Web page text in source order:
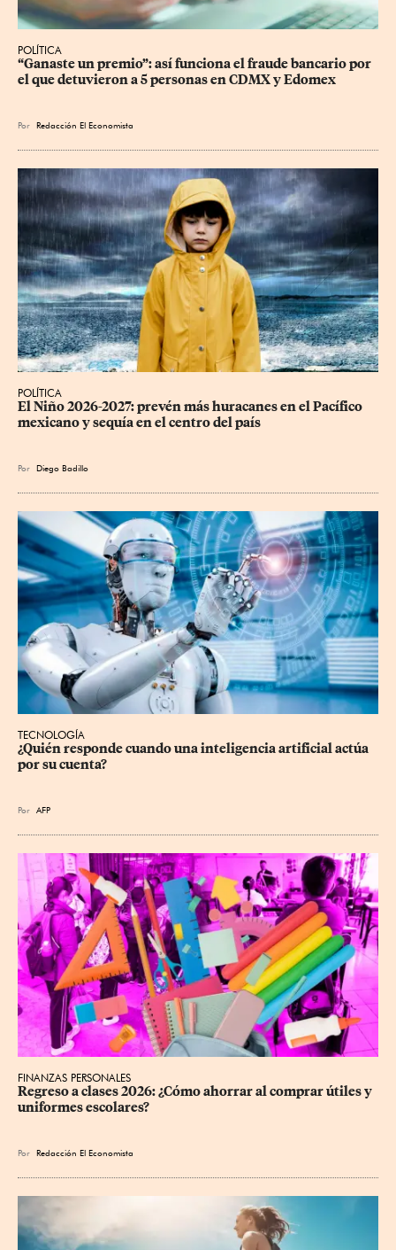
POLÍTICA
“Ganaste un premio”: así funciona el fraude bancario por
el que detuvieron a 5 personas en CDMX y Edomex
Por Redacción El Economista
POLÍTICA
El Niño 2026-2027: prevén más huracanes en el Pacífico
mexicano y sequía en el centro del país
Por Diego Badillo
TECNOLOGÍA
¿Quién responde cuando una inteligencia artificial actúa
por su cuenta?
Por AFP
FINANZAS PERSONALES
Regreso a clases 2026: ¿Cómo ahorrar al comprar útiles y
uniformes escolares?
Por Redacción El Economista